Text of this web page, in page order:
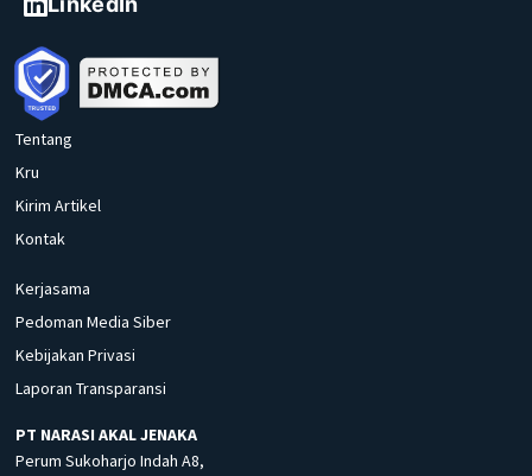
Tentang
Kru
Kirim Artikel
Kontak
Kerjasama
Pedoman Media Siber
Kebijakan Privasi
Laporan Transparansi
PT NARASI AKAL JENAKA
Perum Sukoharjo Indah A8,